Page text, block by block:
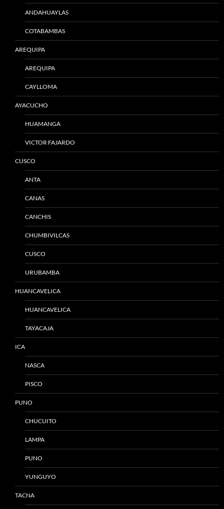
ANDAHUAYLAS
COTABAMBAS
AREQUIPA
AREQUIPA
CAYLLOMA
AYACUCHO
HUAMANGA
VICTOR FAJARDO
CUSCO
ANTA
CANAS
CANCHIS
CHUMBIVILCAS
CUSCO
URUBAMBA
HUANCAVELICA
HUANCAVELICA
TAYACAJA
ICA
NASCA
PISCO
PUNO
CHUCUITO
LAMPA
PUNO
YUNGUYO
TACNA